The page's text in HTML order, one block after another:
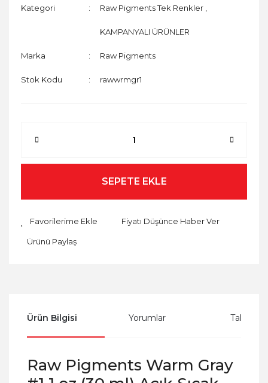
Kategori Raw Pigments Tek Renkler
KAMPANYALI ÜRÜNLER
Marka Raw Pigments
Stok Kodu rawwrmgr1
SEPETE EKLE
Fiyatı Düşünce Haber Ver
Ürünü Paylaş
Ürün Bilgisi Yorumlar Taksit
Raw Pigments Warm Gray